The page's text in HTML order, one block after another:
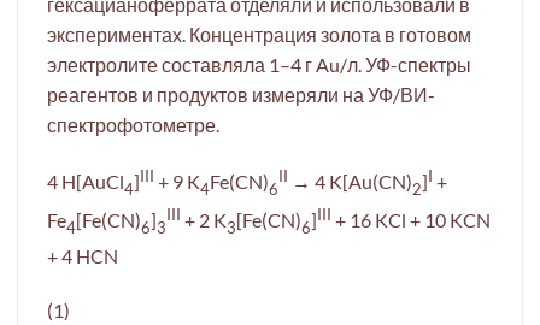
экспериментах. Концентрация золота в готовом
электролите составляла 1–4 г Au/л. УФ-спектры
реагентов и продуктов измеряли на УФ/ВИ-
спектрофотометре.
4 H[AuCl4]III + 9 K4Fe(CN)6
II → 4 K[Au(CN)2]I +
Fe4[Fe(CN)6]3
III + 2 K3[Fe(CN)6]III + 16 KCl + 10 KCN
+ 4 HCN
(1)